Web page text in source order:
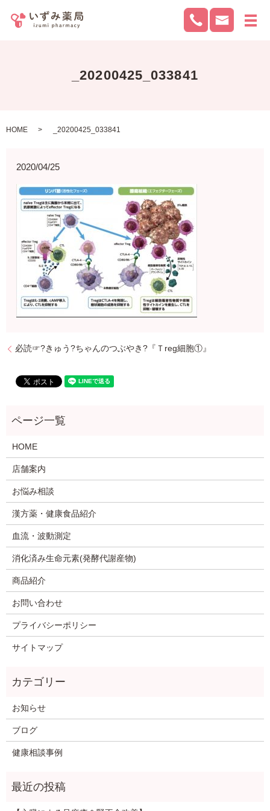
メ
_20200425_033841
HOME _20200425_033841
2020/04/25
必読☞?きゅう?ちゃんのつぶやき?『Ｔreg細胞①』
HOME
店舗案内
お悩み相談
漢方薬・健康食品紹介
血流・波動測定
消化済み生命元素(発酵代謝産物)
商品紹介
お問い合わせ
プライバシーポリシー
サイトマップ
お知らせ
ブログ
健康相談事例